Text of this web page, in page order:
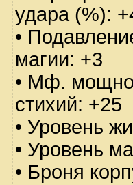
удара (%):
•
магии: +3
• Мф.
стихий: +25
• Уровень
• Уровень
• Броня